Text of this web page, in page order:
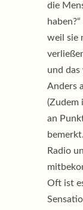
die
weil sie
und das
Anders
(Zudem
an
Radio
Oft ist